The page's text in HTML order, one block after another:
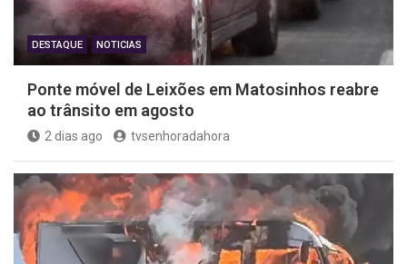
DESTAQUE NOTICIAS
Ponte móvel de Leixões em Matosinhos reabre
ao trânsito em agosto
2 dias ago tvsenhoradahora